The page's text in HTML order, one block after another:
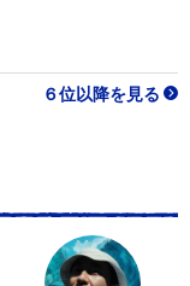
６位以降を見る